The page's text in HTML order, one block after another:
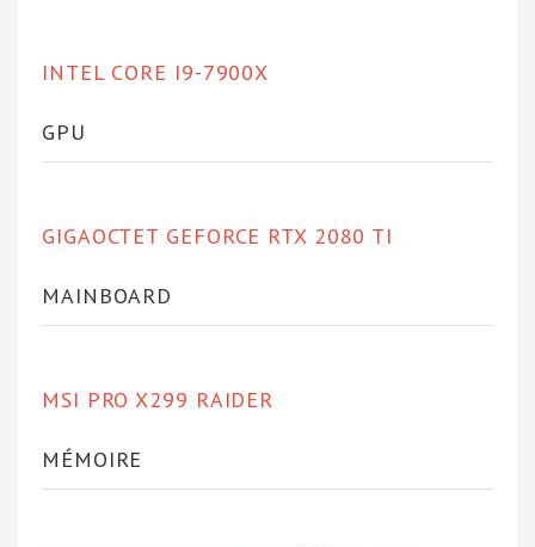
INTEL CORE I9-7900X
GPU
GIGAOCTET GEFORCE RTX 2080 TI
MAINBOARD
MSI PRO X299 RAIDER
MÉMOIRE